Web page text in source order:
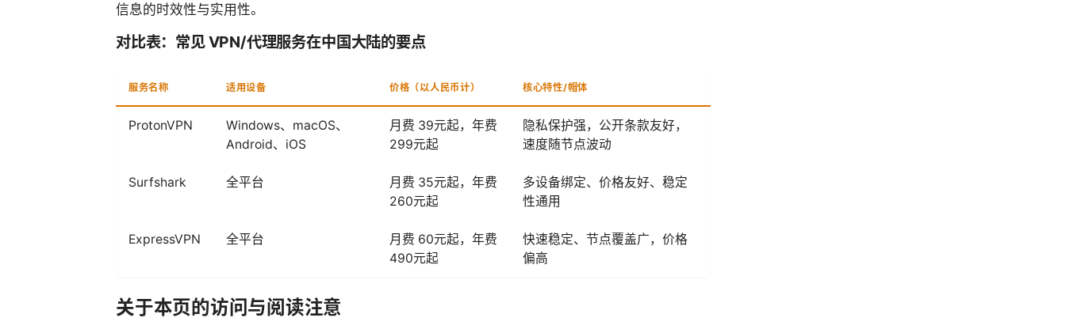
信息的时效性与实用性。
对比表：常见 VPN/代理服务在中国大陆的要点
服务名称 适用设备 价格（以人民币计） 核心特性/帽体
ProtonVPN
Windows、macOS、
Android、iOS
月费 39元起，年费
299元起
隐私保护强，公开条款友好，
速度随节点波动
Surfshark 全平台
月费 35元起，年费
260元起
多设备绑定、价格友好、稳定
性通用
ExpressVPN 全平台
月费 60元起，年费
490元起
快速稳定、节点覆盖广，价格
偏高
关于本页的访问与阅读注意